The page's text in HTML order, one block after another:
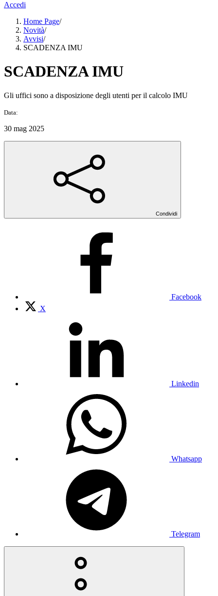
Accedi
Home Page/
Novità/
Avvisi/
SCADENZA IMU
SCADENZA IMU
Gli uffici sono a disposizione degli utenti per il calcolo IMU
Data:
30 mag 2025
Condividi
Facebook
X
Linkedin
Whatsapp
Telegram